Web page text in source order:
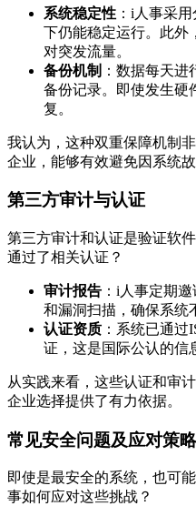
系统稳定性 ：i人事采
下仍能稳定运行。此外
对突发流量。
备份机制 ：数据每天
备份记录。即使发生硬
复。
我认为，这种双重保障机制
企业，能够有效避免因系统
第三方审计与认证
第三方审计和认证是验证软
通过了相关认证？
审计报告 ：i人事定期
和漏洞扫描，确保系统
认证资质 ：系统已通过
证，这是国际公认的信
从实践来看，这些认证和审
企业选择提供了有力依据。
常见安全问题及应对策略
即使是最安全的系统，也可
事如何应对这些挑战？